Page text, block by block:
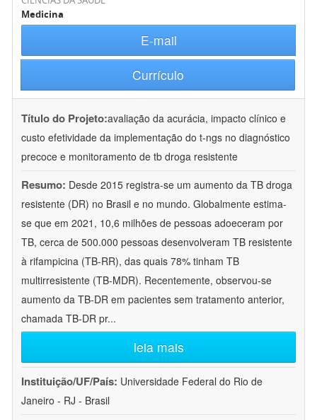
Medicina
E-mail
Currículo
Título do Projeto:avaliação da acurácia, impacto clínico e
custo efetividade da implementação do t-ngs no diagnóstico
precoce e monitoramento de tb droga resistente
Resumo: Desde 2015 registra-se um aumento da TB droga
resistente (DR) no Brasil e no mundo. Globalmente estima-
se que em 2021, 10,6 milhões de pessoas adoeceram por
TB, cerca de 500.000 pessoas desenvolveram TB resistente
à rifampicina (TB-RR), das quais 78% tinham TB
multirresistente (TB-MDR). Recentemente, observou-se
aumento da TB-DR em pacientes sem tratamento anterior,
chamada TB-DR pr...
leia mais
Instituição/UF/País: Universidade Federal do Rio de
Janeiro - RJ - Brasil